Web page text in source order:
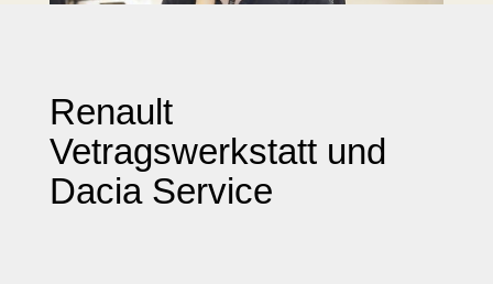
Renault
Vetragswerkstatt und
Dacia Service